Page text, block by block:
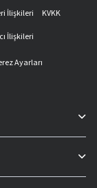
İlişkileri
KVKK
İlişkileri
Ayarları